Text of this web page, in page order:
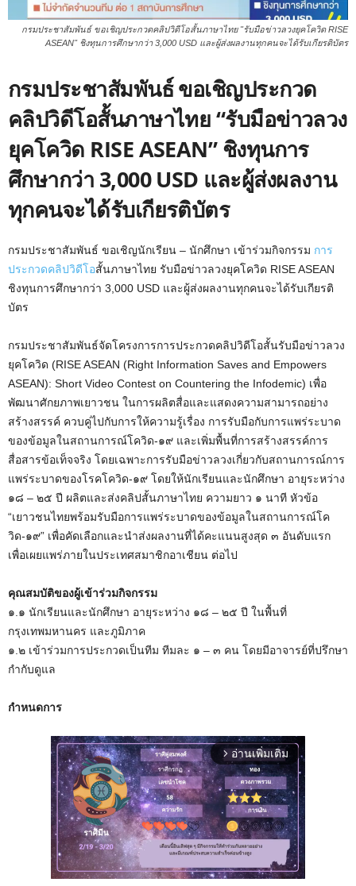
กรมประชาสัมพันธ์ ขอเชิญประกวดคลิปวิดีโอสั้นภาษาไทย "รับมือข่าวลวงยุคโควิด RISE
ASEAN" ชิงทุนการศึกษากว่า 3,000 USD และผู้ส่งผลงานทุกคนจะได้รับเกียรติบัตร
กรมประชาสัมพันธ์ ขอเชิญประกวด
คลิปวิดีโอสั้นภาษาไทย “รับมือข่าวลวง
ยุคโควิด RISE ASEAN” ชิงทุนการ
ศึกษากว่า 3,000 USD และผู้ส่งผลงาน
ทุกคนจะได้รับเกียรติบัตร
กรมประชาสัมพันธ์ ขอเชิญนักเรียน – นักศึกษา เข้าร่วมกิจกรรม การ
ประกวดคลิปวิดีโอสั้นภาษาไทย รับมือข่าวลวงยุคโควิด RISE ASEAN
ชิงทุนการศึกษากว่า 3,000 USD และผู้ส่งผลงานทุกคนจะได้รับเกียรติ
บัตร
กรมประชาสัมพันธ์จัดโครงการการประกวดคลิปวิดีโอสั้นรับมือข่าวลวง
ยุคโควิด (RISE ASEAN (Right Information Saves and Empowers
ASEAN): Short Video Contest on Countering the Infodemic) เพื่อ
พัฒนาศักยภาพเยาวชน ในการผลิตสื่อและแสดงความสามารถอย่าง
สร้างสรรค์ ควบคู่ไปกับการให้ความรู้เรื่อง การรับมือกับการแพร่ระบาด
ของข้อมูลในสถานการณ์โควิด-๑๙ และเพิ่มพื้นที่การสร้างสรรค์การ
สื่อสารข้อเท็จจริง โดยเฉพาะการรับมือข่าวลวงเกี่ยวกับสถานการณ์การ
แพร่ระบาดของโรคโควิด-๑๙ โดยให้นักเรียนและนักศึกษา อายุระหว่าง
๑๘ – ๒๕ ปี ผลิตและส่งคลิปสั้นภาษาไทย ความยาว ๑ นาที หัวข้อ
“เยาวชนไทยพร้อมรับมือการแพร่ระบาดของข้อมูลในสถานการณ์โค
วิด-๑๙” เพื่อคัดเลือกและนำส่งผลงานที่ได้คะแนนสูงสุด ๓ อันดับแรก
เพื่อเผยแพร่ภายในประเทศสมาชิกอาเชียน ต่อไป
คุณสมบัติของผู้เข้าร่วมกิจกรรม
๑.๑ นักเรียนและนักศึกษา อายุระหว่าง ๑๘ – ๒๕ ปี ในพื้นที่
กรุงเทพมหานคร และภูมิภาค
๑.๒ เข้าร่วมการประกวดเป็นทีม ทีมละ ๑ – ๓ คน โดยมีอาจารย์ที่ปรึกษา
กำกับดูแล
กำหนดการ
arrow_forward_ios อ่านเพิ่มเติม